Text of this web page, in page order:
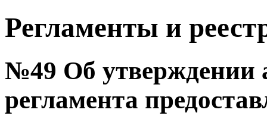
Регламенты и
№49 Об утверждении
регламента